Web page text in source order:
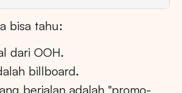
bisa tahu:
dari OOH.
billboard.
berjalan adalah "promo-